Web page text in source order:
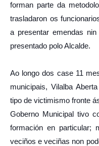
forman parte da
trasladaron os
a presentar emendas
presentado polo Alcalde.
Ao longo dos case 11
municipais, Vilalba
tipo de victimismo fronte
Goberno Municipal tivo
formación en particular;
veciños e veciñas non